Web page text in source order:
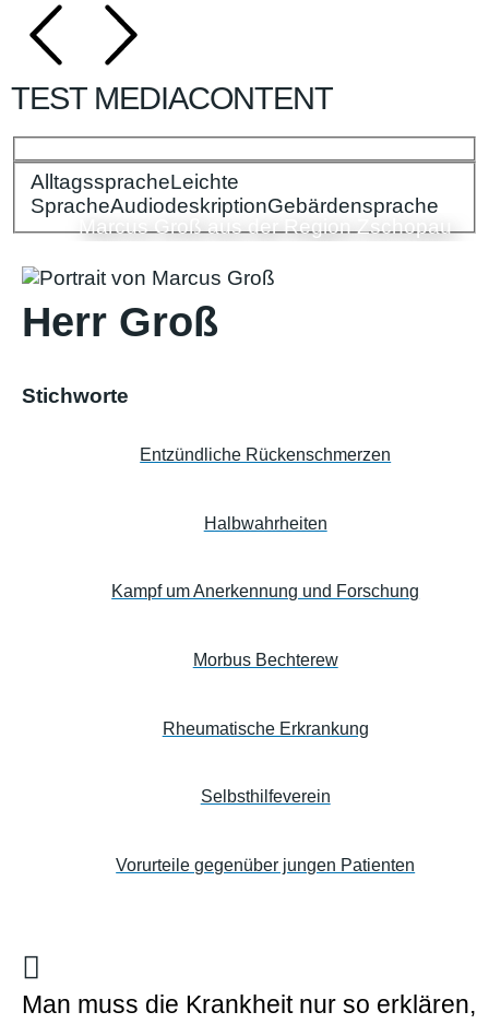
TEST MEDIACONTENT
Bitte wählen Sie Ihre Spracheinstellungen:
AlltagsspracheLeichte
SpracheAudiodeskriptionGebärdensprache
Marcus Groß aus der Region Zschopau
Herr Groß
Stichworte
Entzündliche Rückenschmerzen
Halbwahrheiten
Kampf um Anerkennung und Forschung
Morbus Bechterew
Rheumatische Erkrankung
Selbsthilfeverein
Vorurteile gegenüber jungen Patienten
Man muss die Krankheit nur so erklären,